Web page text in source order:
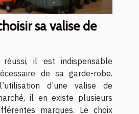
sa valise de
il est indispensable
de sa garde-robe.
d’une valise de
il en existe plusieurs
marques. Le choix